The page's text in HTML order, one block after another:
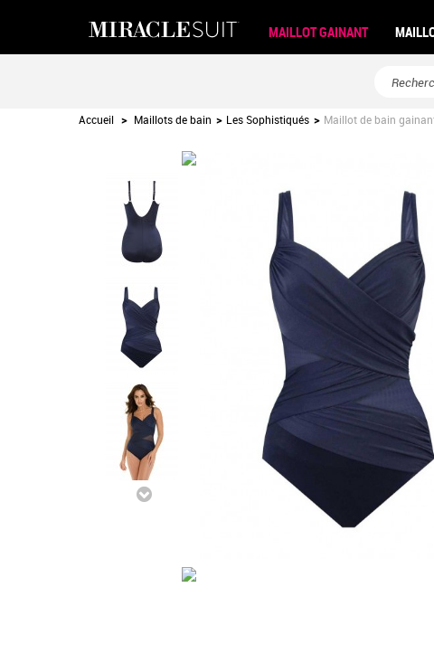
MAILLOT GAINANT
Accueil > Maillots de bain > Les Sophistiqués > Maillot de bain